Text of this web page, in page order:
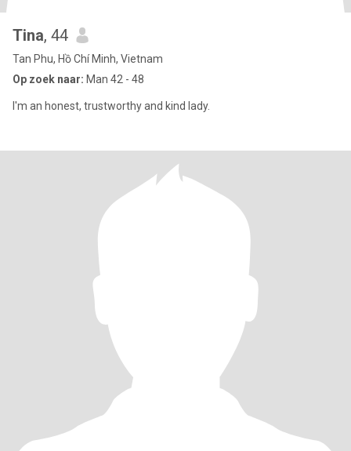
Tina, 44
Tan Phu, Hồ Chí Minh, Vietnam
Op zoek naar: Man 42 - 48
I'm an honest, trustworthy and kind lady.